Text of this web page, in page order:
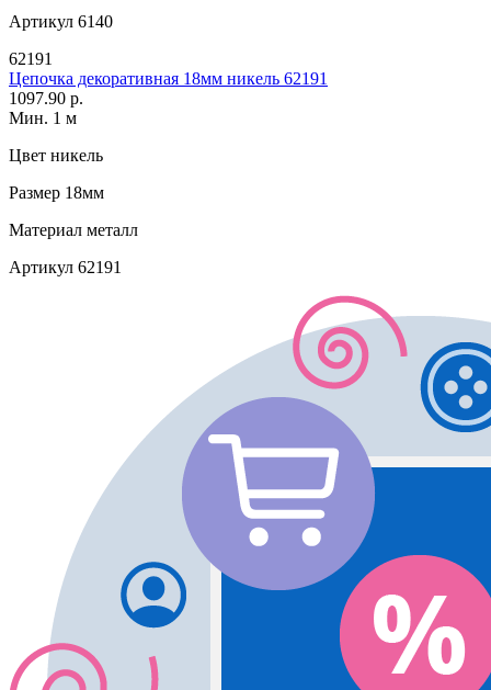
Артикул 6140
62191
Цепочка декоративная 18мм никель 62191
1097.90 р.
Мин. 1 м
Цвет никель
Размер 18мм
Материал металл
Артикул 62191